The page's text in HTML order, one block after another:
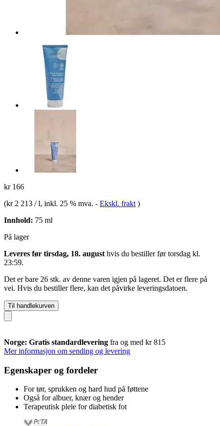
kr 166
(kr 2 213 / l, inkl. 25 % mva. - Ekskl. frakt )
Innhold: 75 ml
På lager
Leveres før tirsdag, 18. august hvis du bestiller førtorsdag kl.
23:59.
Det er bare 26 stk. av denne varen igjen på lageret. Det er flere på
vei. Hvis du bestiller flere, kan det påvirke leveringsdatoen.
Til handlekurven
Norge: Gratis standardlevering fra og med kr 815
Mer informasjon om sending og levering
Egenskaper og fordeler
For tør, sprukken og hard hud på føttene
Også for albuer, knær og hender
Terapeutisk pleie for diabetisk fot